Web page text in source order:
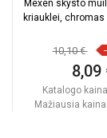
Mexen skysto
kriauklei, chromas
10,10 €
8,09
Katalogo
Mažiausia